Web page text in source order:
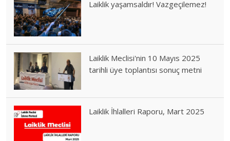
Laiklik yaşamsaldır! Vazgeçilemez!
Laiklik Meclisi'nin 10 Mayıs 2025
tarihli üye toplantısı sonuç metni
Laiklik İhlalleri Raporu, Mart 2025